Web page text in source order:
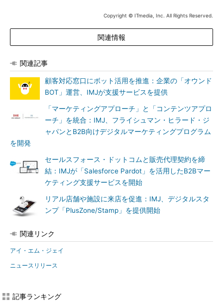
Copyright © ITmedia, Inc. All Rights Reserved.
関連情報
関連記事
顧客対応窓口にボット活用を推進：企業の「オウンド
BOT」運営、IMJが支援サービスを提供
「マーケティングアプローチ」と「コンテンツアプロ
ーチ」を統合：IMJ、フライシュマン・ヒラード・ジ
ャパンとB2B向けデジタルマーケティングプログラム
を開発
セールスフォース・ドットコムと販売代理契約を締
結：IMJが「Salesforce Pardot」を活用したB2Bマー
ケティング支援サービスを開始
リアル店舗や施設に来店を促進：IMJ、デジタルスタ
ンプ「PlusZone/Stamp」を提供開始
関連リンク
アイ・エム・ジェイ
ニュースリリース
記事ランキング